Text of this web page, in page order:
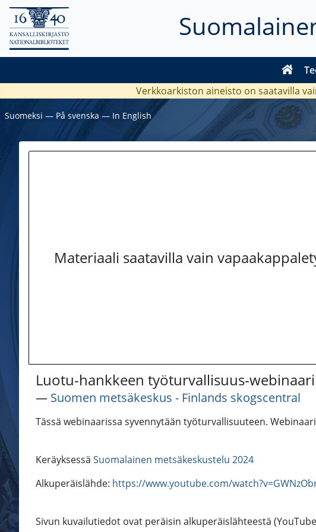
Verkkoarkiston aineisto on saatavilla
Suomeksi ― På svenska ― In English
Materiaali saatavilla vain
Luotu-hankkeen työturvallisuus-webinaari
― Suomen metsäkeskus - Finlands skogscentral
Tässä webinaarissa syvennytään työturvallisuuteen.
Keräyksessä Suomalainen metsäkeskustelu 2024
Alkuperäislähde: https://www.youtube.com/
Sivun kuvailutiedot ovat peräisin alkuperäislähteestä